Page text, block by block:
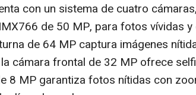
con un sistema de cuatro
de 50 MP, para fotos vívidas y
de 64 MP captura imágenes
cámara frontal de 32 MP ofrece
8 MP garantiza fotos nítidas con